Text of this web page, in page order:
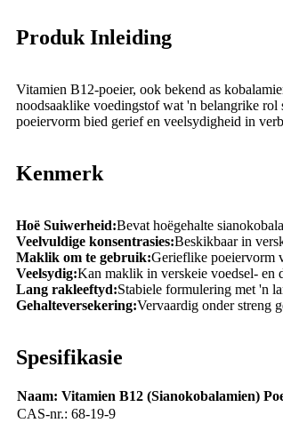
Produk Inleiding
Vitamien B12-poeier, ook bekend as
noodsaaklike voedingstof wat 'n belangrike rol
poeiervorm bied gerief en veelsydigheid in
Kenmerk
Hoë Suiwerheid:Bevat hoëgehalte
Veelvuldige konsentrasies:Beskikbaar in
Maklik om te gebruik:Gerieflike poeiervorm
Veelsydig:Kan maklik in verskeie voedsel- en
Lang rakleeftyd:Stabiele formulering met 'n
Gehalteversekering:Vervaardig onder streng
Spesifikasie
Naam: Vitamien B12 (Sianokobalamien)
CAS-nr.: 68-19-9